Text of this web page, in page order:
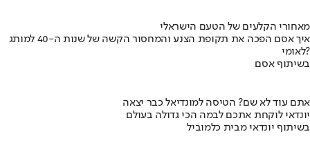
מאחורי הקלעים של הטעם הישראלי
איך אסם הפכה את תקופת הצנע והמחסור הקשה של שנות ה-40 למותג
לאומי?
בשיתוף אסם
אתם עוד לא שם? הטיסה למונדיאל כבר יצאה
יונדאי לוקחת אתכם לבמה הכי גדולה בעולם
בשיתוף יונדאי מבית כלמוביל